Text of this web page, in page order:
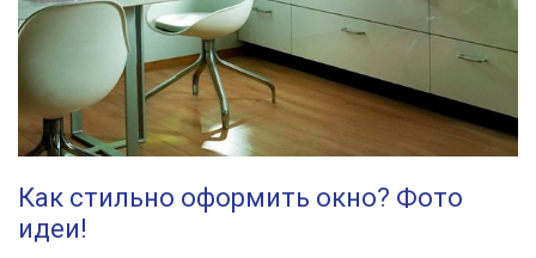
Как стильно оформить окно? Фото
идеи!